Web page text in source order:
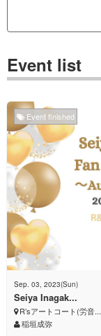
Event list
Event finished
Sep. 03, 2023(Sun)
Seiya Inagak...
R’sアートコート(労音...
稲垣成弥